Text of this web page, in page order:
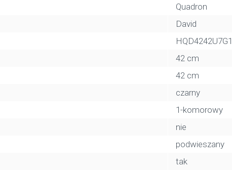
Quadron
David
HQD4242U7G1
42 cm
42 cm
czarny
1-komorowy
nie
podwieszany
tak